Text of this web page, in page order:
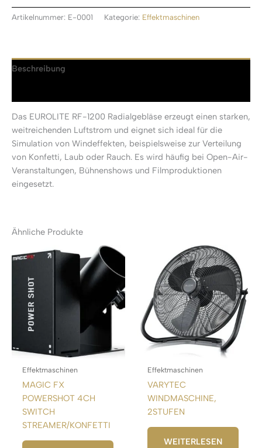
Artikelnummer: E-0001 Kategorie: Effektmaschinen
Beschreibung
Das EUROLITE RF-1200 Radialgebläse erzeugt einen starken,
weitreichenden Luftstrom und eignet sich ideal für die
Simulation von Windeffekten, beispielsweise zur Verteilung
von Konfetti, Laub oder Rauch. Es wird häufig bei Open-Air-
Veranstaltungen, Bühnenshows und Filmproduktionen
eingesetzt.
Ähnliche Produkte
Effektmaschinen
MAGIC FX
POWERSHOT 4CH
SWITCH
STREAMER/KONFETTI
Effektmaschinen
VARYTEC
WINDMASCHINE,
2STUFEN
WEITERLESEN